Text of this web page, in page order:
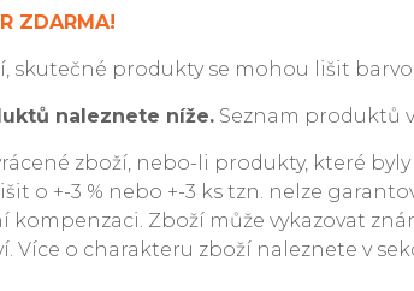
ZDARMA!
skutečné produkty se mohou lišit
naleznete níže. Seznam produktů v
zboží, nebo-li produkty, které
o +-3 % nebo +-3 ks tzn. nelze
kompenzaci. Zboží může vykazovat
Více o charakteru zboží naleznete v